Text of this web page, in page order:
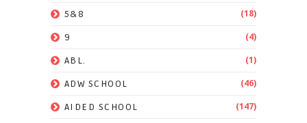
5&8 (18)
9 (4)
ABL. (1)
ADW SCHOOL (46)
AIDED SCHOOL (147)